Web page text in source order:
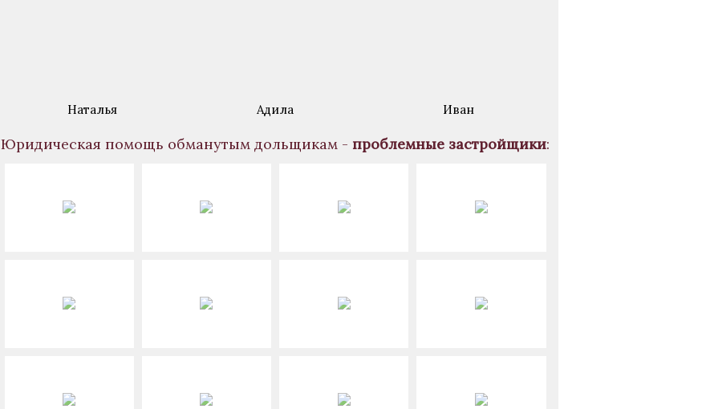
Наталья Адила Иван
Юридическая помощь обманутым дольщикам - проблемные застройщики: